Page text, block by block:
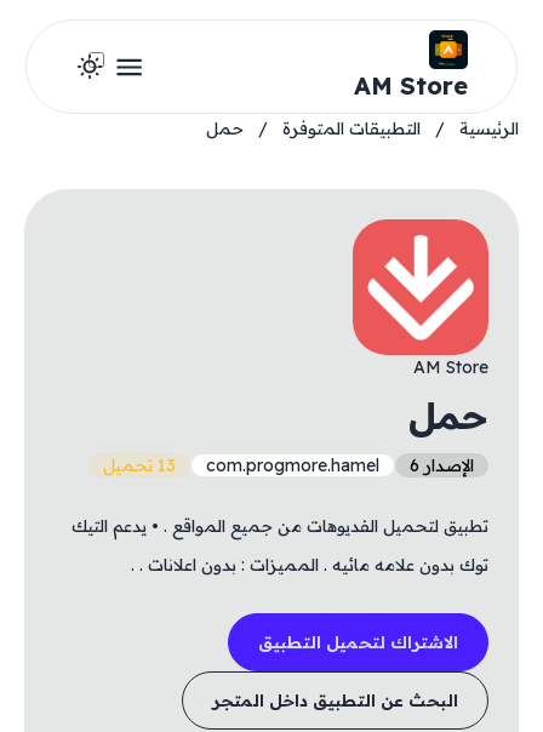
AM Store
الرئيسية / التطبيقات المتوفرة / حمل
AM Store
حمل
الإصدار 6 com.progmore.hamel 13 تحميل
تطبيق لتحميل الفديوهات من جميع المواقع . • يدعم التيك
توك بدون علامه مائيه . المميزات : بدون اعلانات . .
الاشتراك لتحميل التطبيق
البحث عن التطبيق داخل المتجر